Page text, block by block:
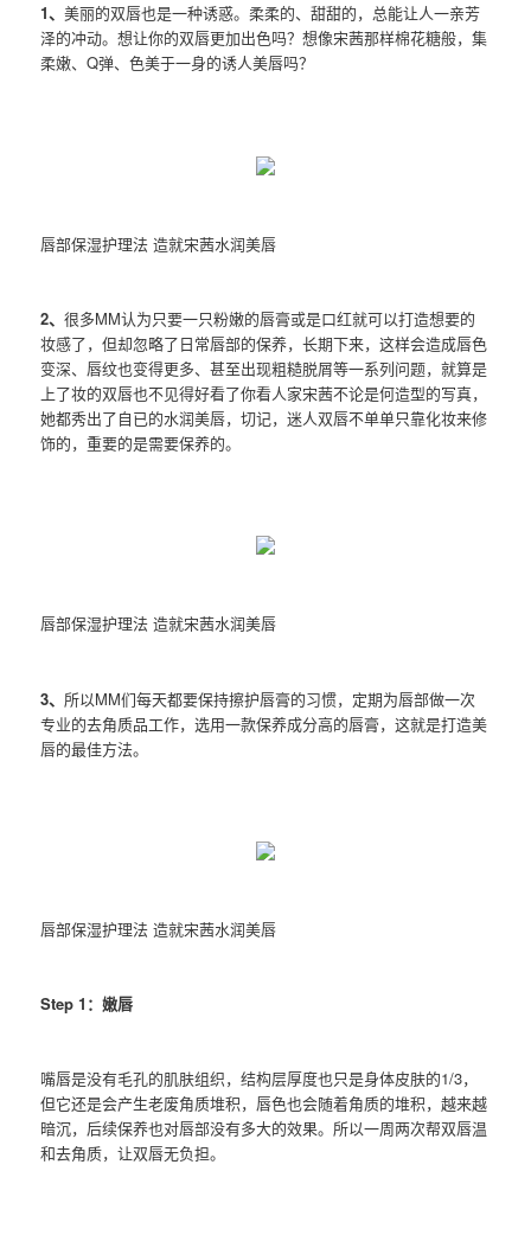
1、美丽的双唇也是一种诱惑。柔柔的、甜甜的，总能让人一亲芳
泽的冲动。想让你的双唇更加出色吗？想像宋茜那样棉花糖般，集
柔嫩、Q弹、色美于一身的诱人美唇吗？
唇部保湿护理法 造就宋茜水润美唇
2、很多MM认为只要一只粉嫩的唇膏或是口红就可以打造想要的
妆感了，但却忽略了日常唇部的保养，长期下来，这样会造成唇色
变深、唇纹也变得更多、甚至出现粗糙脱屑等一系列问题，就算是
上了妆的双唇也不见得好看了你看人家宋茜不论是何造型的写真，
她都秀出了自已的水润美唇，切记，迷人双唇不单单只靠化妆来修
饰的，重要的是需要保养的。
唇部保湿护理法 造就宋茜水润美唇
3、 所以MM们每天都要保持擦护唇膏的习惯，定期为唇部做一次
专业的去角质品工作，选用一款保养成分高的唇膏，这就是打造美
唇的最佳方法。
唇部保湿护理法 造就宋茜水润美唇
Step 1：嫩唇
嘴唇是没有毛孔的肌肤组织，结构层厚度也只是身体皮肤的1/3，
但它还是会产生老废角质堆积，唇色也会随着角质的堆积，越来越
暗沉，后续保养也对唇部没有多大的效果。所以一周两次帮双唇温
和去角质，让双唇无负担。